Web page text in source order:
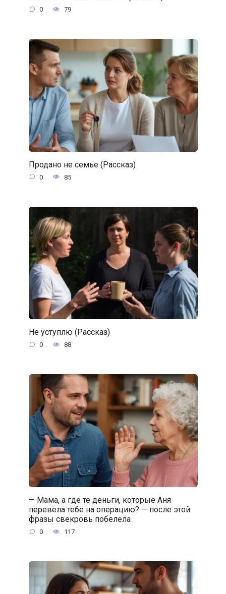
0 79
Продано не семье (Рассказ)
0 85
Не уступлю (Рассказ)
0 88
— Мама, а где те деньги, которые Аня
перевела тебе на операцию? — после этой
фразы свекровь побелела
0 117